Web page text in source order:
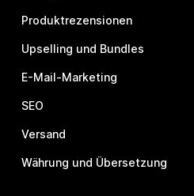
Produktrezensionen
Upselling und Bundles
E-Mail-Marketing
SEO
Versand
Währung und Übersetzung